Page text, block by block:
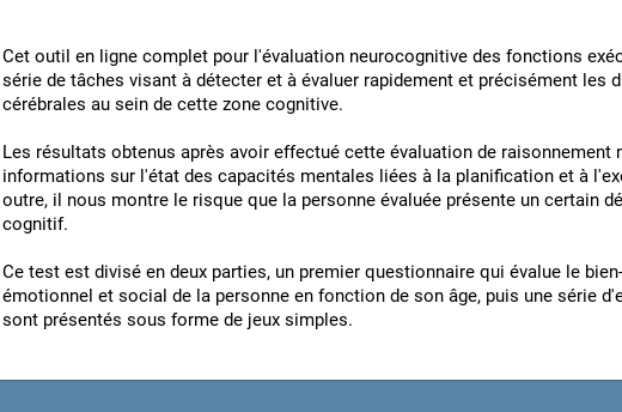
Cet outil en ligne complet pour l'évaluation neurocognitive des fonctions
série de tâches visant à détecter et à évaluer rapidement et précisément les
cérébrales au sein de cette zone cognitive.
Les résultats obtenus après avoir effectué cette évaluation de raisonnement
informations sur l'état des capacités mentales liées à la planification et à
outre, il nous montre le risque que la personne évaluée présente un certain
cognitif.
Ce test est divisé en deux parties, un premier questionnaire qui évalue le
émotionnel et social de la personne en fonction de son âge, puis une série
sont présentés sous forme de jeux simples.